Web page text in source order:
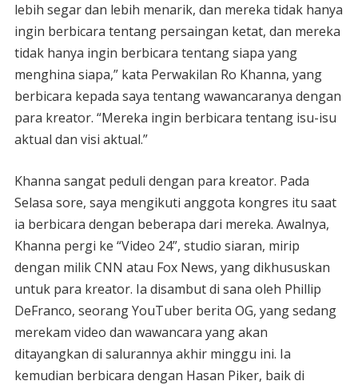
lebih segar dan lebih menarik, dan mereka tidak hanya
ingin berbicara tentang persaingan ketat, dan mereka
tidak hanya ingin berbicara tentang siapa yang
menghina siapa,” kata Perwakilan Ro Khanna, yang
berbicara kepada saya tentang wawancaranya dengan
para kreator. “Mereka ingin berbicara tentang isu-isu
aktual dan visi aktual.”
Khanna sangat peduli dengan para kreator. Pada
Selasa sore, saya mengikuti anggota kongres itu saat
ia berbicara dengan beberapa dari mereka. Awalnya,
Khanna pergi ke “Video 24”, studio siaran, mirip
dengan milik CNN atau Fox News, yang dikhususkan
untuk para kreator. Ia disambut di sana oleh Phillip
DeFranco, seorang YouTuber berita OG, yang sedang
merekam video dan wawancara yang akan
ditayangkan di salurannya akhir minggu ini. Ia
kemudian berbicara dengan Hasan Piker, baik di